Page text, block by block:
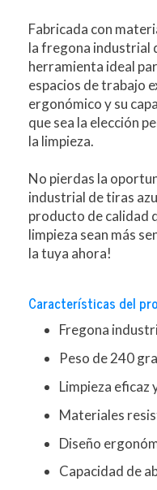
Fabricada con
la fregona industrial
herramienta ideal
espacios de trabajo
ergonómico y su
que sea la elección
la limpieza.
No pierdas la
industrial de tiras
producto de calidad
limpieza sean más
la tuya ahora!
Características del
Fregona
Peso de 240
Limpieza eficaz
Materiales
Diseño
Capacidad de